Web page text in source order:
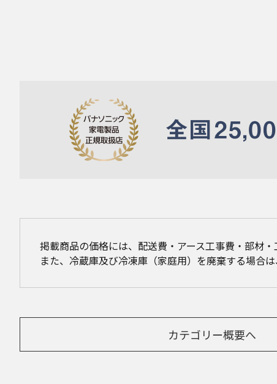
掲載商品の価格には、配送費・アース工事費・部材
また、冷蔵庫及び冷凍庫（家庭用）を廃棄する場合
カテゴリー概要へ